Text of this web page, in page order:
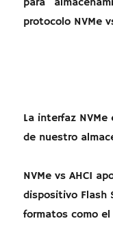
para
protocolo NVMe
La interfaz
de nuestro
NVMe vs AHCI
dispositivo Flash
formatos como